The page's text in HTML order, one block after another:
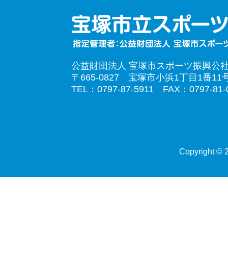
公益財団法人 宝塚市スポーツ振興公
〒665-0827 宝塚市小浜1丁目1番11
TEL：0797-87-5911 FAX：0797-81-
Copyright ©